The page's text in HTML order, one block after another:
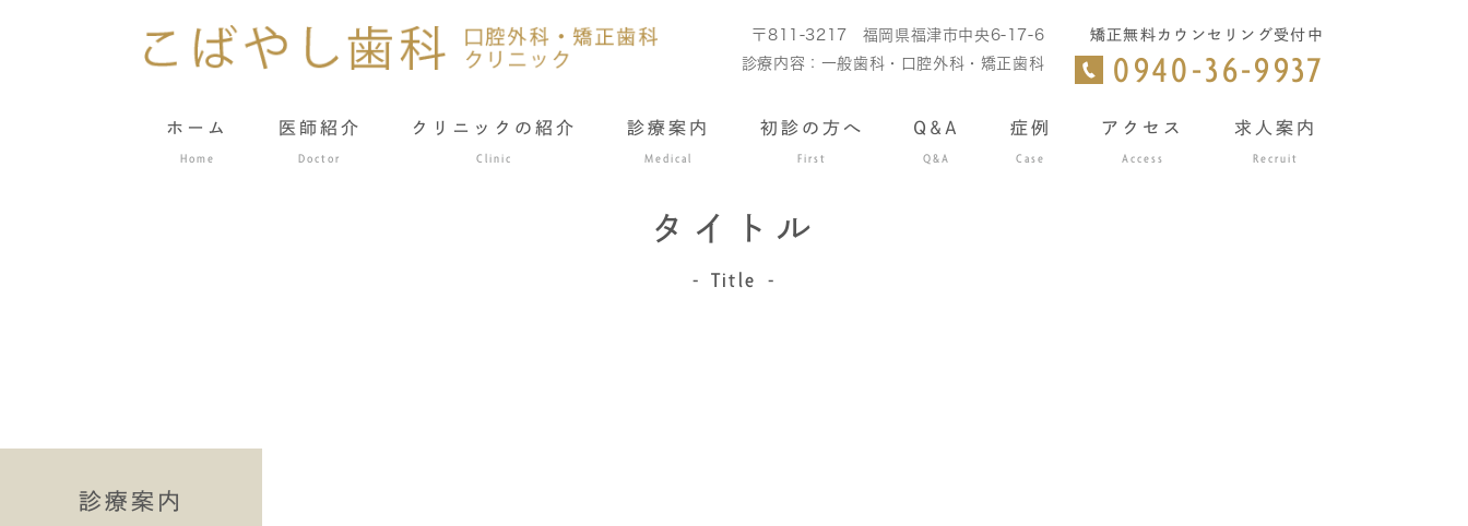
矯正無料カウンセリング受付中
0940-36-9937
〒811-3217
福岡県福津市中央6-17-6
診療内容： 一般歯科・口腔外科・矯正歯科
ホーム
Home
医師紹介
Doctor
クリニックの紹介
Clinic
診療案内
Medical
初診の方へ
First
Q&A
Q&A
症例
Case
アクセス
Access
求人案内
Recruit
タイトル
Title
診療案内